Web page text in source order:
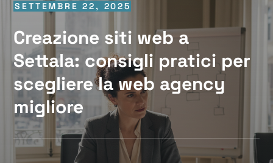
SETTEMBRE 22, 2025
Creazione siti web a
Settala: consigli pratici per
scegliere la web agency
migliore